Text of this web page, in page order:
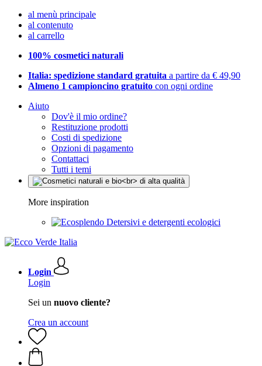
al menù principale
al contenuto
al carrello
100% cosmetici naturali
Italia: spedizione standard gratuita a partire da € 49,90
Almeno 1 campioncino gratuito con ogni ordine
Aiuto
Dov'è il mio ordine?
Restituzione prodotti
Costi di spedizione
Opzioni di pagamento
Contattaci
Tutti i temi
More inspiration
Detersivi e detergenti ecologici
Login
Login
Sei un nuovo cliente?
Crea un account